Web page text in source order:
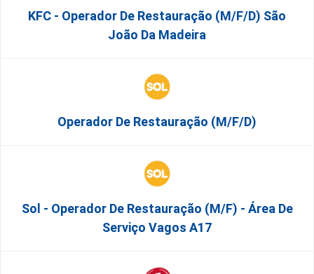
KFC - Operador De Restauração (m/f/d) São
João Da Madeira
Operador De Restauração (m/f/d)
Sol - Operador De Restauração (m/f) - Área De
Serviço Vagos A17